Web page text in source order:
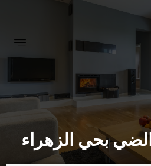
بحي الزهراء